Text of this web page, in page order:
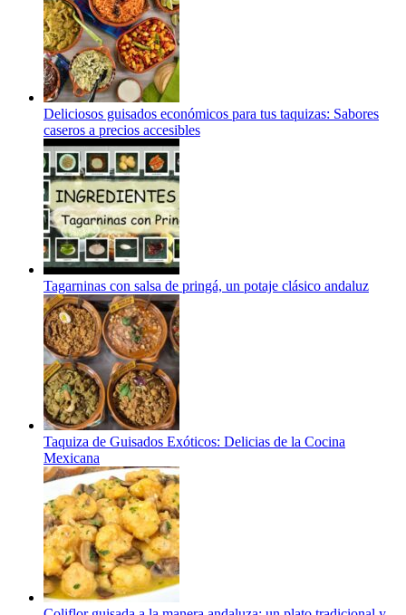
Deliciosos guisados económicos para tus taquizas: Sabores
caseros a precios accesibles
Tagarninas con salsa de pringá, un potaje clásico andaluz
Taquiza de Guisados Exóticos: Delicias de la Cocina
Mexicana